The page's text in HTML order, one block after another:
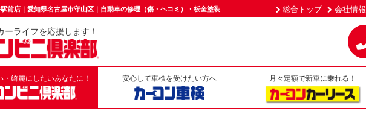
前店｜愛知県名古屋市守山区｜自動車の修理（傷・ヘコミ）・板金塗装 総合トップ 会社情報
ーライフを応援します！
・綺麗にしたいあなたに！ 安心して車検を受けたい方へ 月々定額で新車に乗れる！